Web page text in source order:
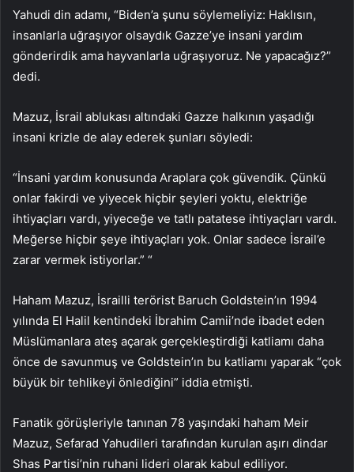
Yahudi din adamı, “Biden’a şunu söylemeliyiz: Haklısın,
insanlarla uğraşıyor olsaydık Gazze’ye insani yardım
gönderirdik ama hayvanlarla uğraşıyoruz. Ne yapacağız?”
dedi.
Mazuz, İsrail ablukası altındaki Gazze halkının yaşadığı
insani krizle de alay ederek şunları söyledi:
“İnsani yardım konusunda Araplara çok güvendik. Çünkü
onlar fakirdi ve yiyecek hiçbir şeyleri yoktu, elektriğe
ihtiyaçları vardı, yiyeceğe ve tatlı patatese ihtiyaçları vardı.
Meğerse hiçbir şeye ihtiyaçları yok. Onlar sadece İsrail’e
zarar vermek istiyorlar.” “
Haham Mazuz, İsrailli terörist Baruch Goldstein’ın 1994
yılında El Halil kentindeki İbrahim Camii’nde ibadet eden
Müslümanlara ateş açarak gerçekleştirdiği katliamı daha
önce de savunmuş ve Goldstein’ın bu katliamı yaparak “çok
büyük bir tehlikeyi önlediğini” iddia etmişti.
Fanatik görüşleriyle tanınan 78 yaşındaki haham Meir
Mazuz, Sefarad Yahudileri tarafından kurulan aşırı dindar
Shas Partisi’nin ruhani lideri olarak kabul ediliyor.